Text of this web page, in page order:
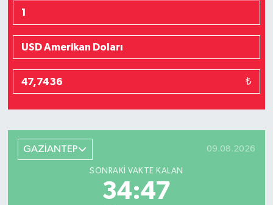
₺
GAZİANTEP 09.08.2026
SONRAKI VAKTE KALAN
34:46